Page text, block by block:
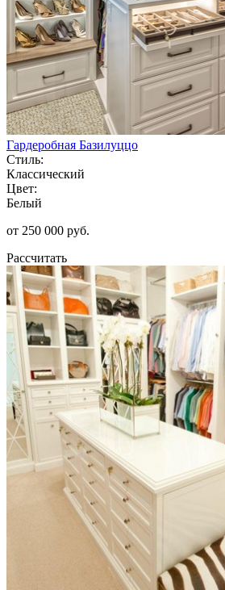
Гардеробная Базилуццо
Стиль:
Классический
Цвет:
Белый
от 250 000 руб.
Рассчитать